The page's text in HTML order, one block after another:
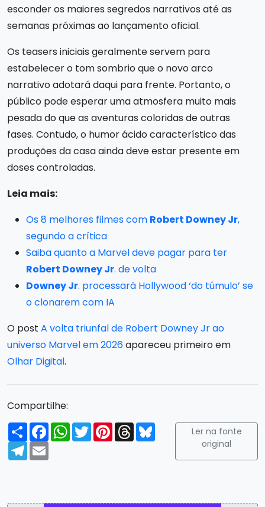
esconder os maiores segredos narrativos até as
semanas próximas ao lançamento oficial.
Os teasers iniciais geralmente servem para
estabelecer o tom sombrio que o novo arco
narrativo adotará daqui para frente. Portanto, o
público pode esperar uma atmosfera muito mais
pesada do que as aventuras coloridas de outras
fases. Contudo, o humor ácido característico das
produções da casa ainda deve estar presente em
doses controladas.
Leia mais:
Os 8 melhores filmes com Robert Downey Jr,
segundo a crítica
Saiba quanto a Marvel deve pagar para ter
Robert Downey Jr. de volta
Downey Jr. processará Hollywood ‘do túmulo’ se
o clonarem com IA
O post A volta triunfal de Robert Downey Jr ao
universo Marvel em 2026apareceu primeiro em
Olhar Digital.
Compartilhe:
Compartilhar
FacebookWhatsApp
TwitterPinterest
ThreadsBluesky
Telegram
Email
Ler na fonte
original